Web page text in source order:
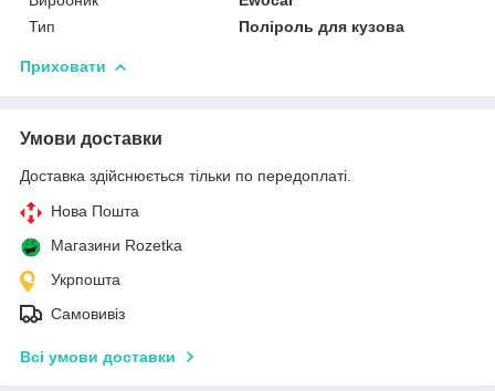
Тип
Поліроль для кузова
Приховати
Умови доставки
Доставка здійснюється тільки по передоплаті.
Нова Пошта
Магазини Rozetka
Укрпошта
Самовивіз
Всі умови доставки